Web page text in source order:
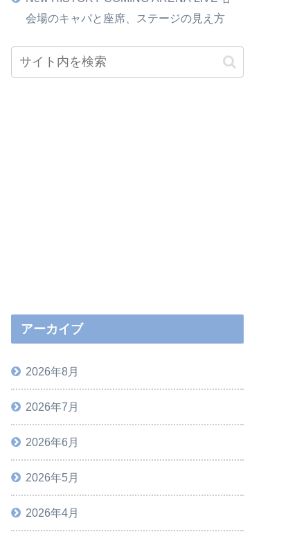
会場のキャパと座席、ステージの見え方
アーカイブ
2026年8月
2026年7月
2026年6月
2026年5月
2026年4月